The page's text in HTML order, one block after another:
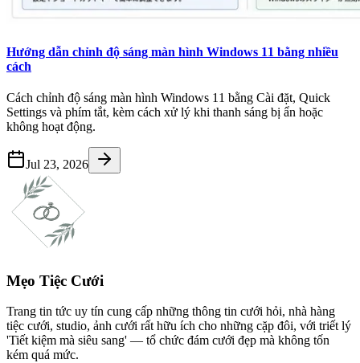
Hướng dẫn chỉnh độ sáng màn hình Windows 11 bằng nhiều
cách
Cách chỉnh độ sáng màn hình Windows 11 bằng Cài đặt, Quick
Settings và phím tắt, kèm cách xử lý khi thanh sáng bị ẩn hoặc
không hoạt động.
Jul 23, 2026
Mẹo Tiệc Cưới
Trang tin tức uy tín cung cấp những thông tin cưới hỏi, nhà hàng
tiệc cưới, studio, ảnh cưới rất hữu ích cho những cặp đôi, với triết lý
'Tiết kiệm mà siêu sang' — tổ chức đám cưới đẹp mà không tốn
kém quá mức.